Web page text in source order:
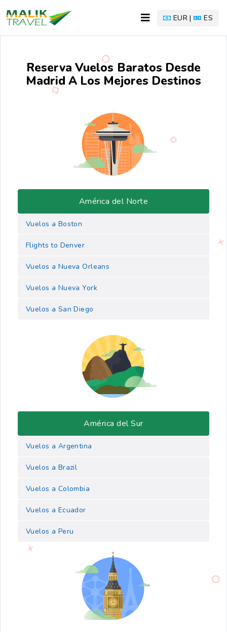
EUR | ES
Reserva Vuelos Baratos Desde
Madrid A Los Mejores Destinos
América del Norte
Vuelos a Boston
Flights to Denver
Vuelos a Nueva Orleans
Vuelos a Nueva York
Vuelos a San Diego
América del Sur
Vuelos a Argentina
Vuelos a Brazil
Vuelos a Colombia
Vuelos a Ecuador
Vuelos a Peru